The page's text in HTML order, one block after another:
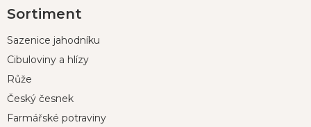
á
a
Sortiment
Sazenice jahodníku
Cibuloviny a hlízy
Růže
Český česnek
Farmářské potraviny